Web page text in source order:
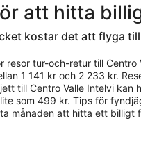
att hitta
kostar det att flyga
resor tur-och-retur till Centro
1 141 kr och 2 233 kr.
till Centro Valle Intelvi kan
som 499 kr. Tips för
månaden att hitta ett billigt